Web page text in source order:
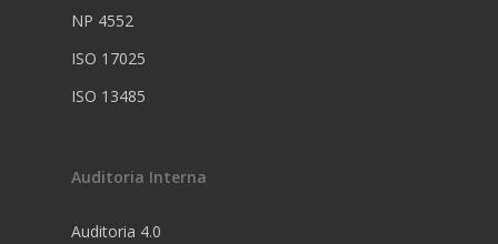
NP 4552
ISO 17025
ISO 13485
Auditoria Interna
Auditoria 4.0